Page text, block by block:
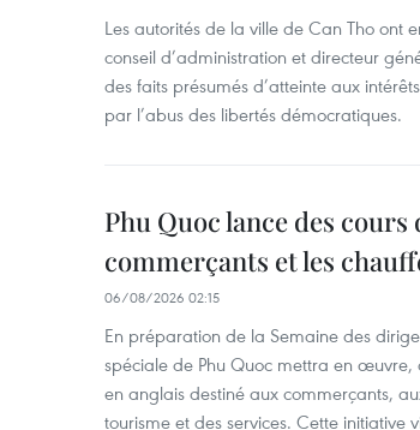
Les autorités de la ville de Can Tho ont
conseil d’administration et directeur
des faits présumés d’atteinte aux
par l’abus des libertés démocratiques.
Phu Quoc lance des
commerçants et les
06/08/2026 02:15
En préparation de la Semaine des
spéciale de Phu Quoc mettra en
en anglais destiné aux commerçants,
tourisme et des services. Cette initiative